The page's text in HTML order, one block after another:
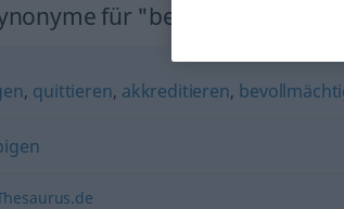
für "beurkunden"
, quittieren, akkreditieren,